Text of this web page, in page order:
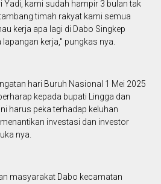
Yadi, kami sudah hampir 3 bulan tak
timah rakyat kami semua
kerja apa lagi di Dabo Singkep
kerja," pungkas nya.
hari Buruh Nasional 1 Mei 2025
kepada bupati Lingga dan
harus peka terhadap keluhan
investasi dan investor
nya.
masyarakat Dabo kecamatan